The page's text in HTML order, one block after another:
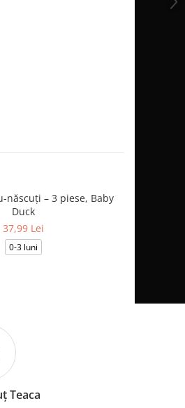
născuți – 3 piese, Baby
Duck
37,99 Lei
0-3 luni